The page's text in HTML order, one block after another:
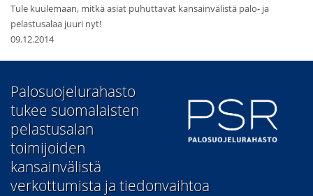
Tule kuulemaan, mitkä asiat puhuttavat kansainvälistä palo- ja
pelastusalaa juuri nyt!
09.12.2014
​Palosuojelurahasto
tukee suomalaisten
pelastusalan
toimijoiden
kansainvälistä
verkottumista ja tiedonvaihtoa